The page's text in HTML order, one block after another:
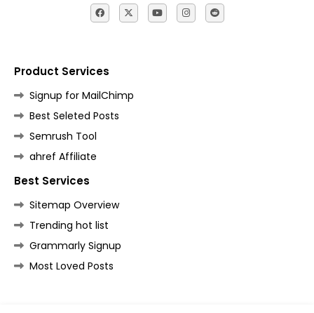
Product Services
Signup for MailChimp
Best Seleted Posts
Semrush Tool
ahref Affiliate
Best Services
Sitemap Overview
Trending hot list
Grammarly Signup
Most Loved Posts